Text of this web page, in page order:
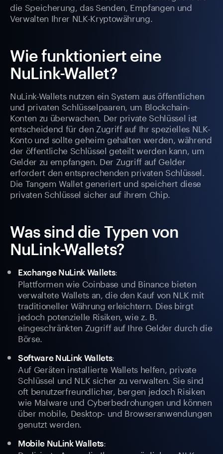
die Speicherung, das Senden, Empfangen und
Verwalten Ihrer NLK-Kryptowährung.
Wie funktioniert eine
NuLink-Wallet?
NuLink-Wallets nutzen ein System aus öffentlichen
und privaten Schlüsselpaaren, um Blockchain-
Konten zu überwachen. Der private Schlüssel ist
entscheidend für den Zugriff auf Ihr spezielles NLK-
Konto und sollte geheim gehalten werden, während
der öffentliche Schlüssel geteilt werden kann, um
Gelder zu empfangen. Der Zugriff auf Gelder
erfordert den entsprechenden privaten Schlüssel.
Die Tangem Wallet generiert und speichert diese
privaten Schlüssel sicher auf ihrem Chip.
Was sind die Typen von
NuLink-Wallets?
Exchange NuLink Wallets:
Plattformen wie Coinbase und Binance bieten
verwaltete Wallets an, die den Kauf von NLK mit
traditioneller Währung erleichtern. Dies birgt
jedoch potenzielle Risiken, wie z. B.
eingeschränkten Zugriff auf Ihre Gelder durch die
Börse.
Software NuLink Wallets:
Auf Geräten installierte Wallets helfen, private
Schlüssel und NLK sicher zu verwalten. Sie sind
oft benutzerfreundlicher, bergen jedoch Risiken
wie Malware und Cyberbedrohungen und können
über mobile, Desktop- und Browseranwendungen
genutzt werden.
Mobile NuLink Wallets: